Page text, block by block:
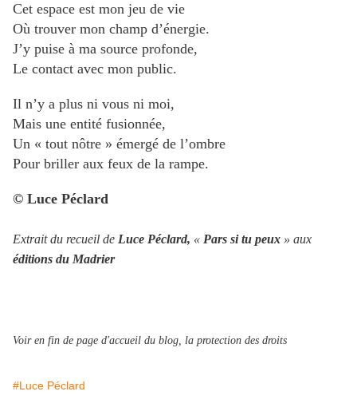
Cet espace est mon jeu de vie
Où trouver mon champ d’énergie.
J’y puise à ma source profonde,
Le contact avec mon public.
Il n’y a plus ni vous ni moi,
Mais une entité fusionnée,
Un « tout nôtre » émergé de l’ombre
Pour briller aux feux de la rampe.
© Luce Péclard
Extrait du recueil de Luce Péclard, « Pars si tu peux » aux
éditions du Madrier
Voir en fin de page d'accueil du blog, la protection des droits
#Luce Péclard